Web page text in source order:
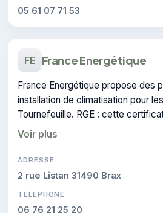
05 61 07 71 53
FE France Energétique
France Energétique propose des
installation de climatisation pour
Tournefeuille. RGE : cette
faire de l'entreprise.
Voir plus
ADRESSE
2 rue Listan 31490 Brax
TÉLÉPHONE
06 76 21 25 20